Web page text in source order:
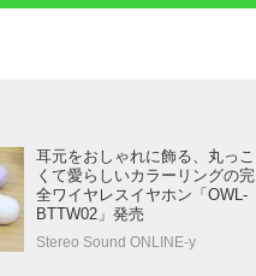
耳元をおしゃれに飾る、丸っこ
くて愛らしいカラーリングの完
全ワイヤレスイヤホン「OWL-
BTTW02」発売
Stereo Sound ONLINE-y